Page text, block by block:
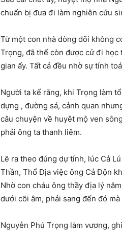
chuẩn bị đưa đi làm nghiên cứu
Từ một con nhà dòng dõi không
Trọng, đã thế còn được cử đi
gian ấy. Tất cả đều nhờ sự tính
Người ta kể rằng, khi Trọng làm
dựng , đường sá, cảnh quan
câu chuyện về huyêt mộ ven
phải ông ta thanh liêm.
Lẽ ra theo đúng dự tính, lúc Cả
Thần, Thổ Địa việc ông Cả Độn
Nhờ con cháu ông thầy địa lý
dưới cõi âm, phải sang đến đó
Nguyễn Phú Trọng làm vương,